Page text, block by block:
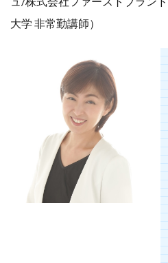
大学 非常勤講師）